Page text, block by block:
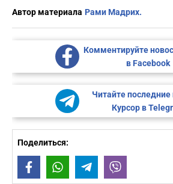
Автор материала Рами Мадрих.
Комментируйте
в Facebook
Читайте последние
Курсор в
Поделиться:
FacebookWhatsAppTelegram